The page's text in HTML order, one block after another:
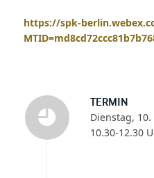
TERMIN
Dienstag,
10.30-12.30
https://spk-